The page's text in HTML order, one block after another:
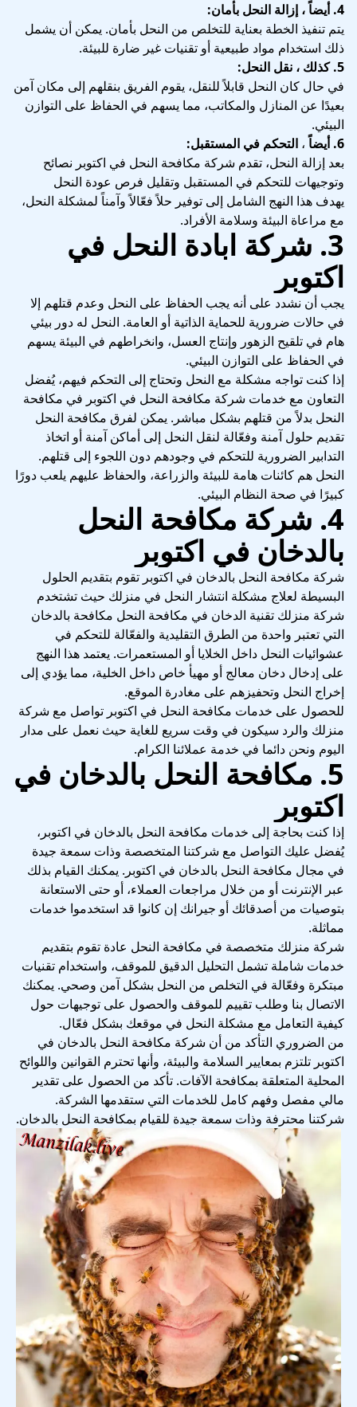
4. أيضاً ، إزالة النحل بأمان:
يتم تنفيذ الخطة بعناية للتخلص من النحل بأمان. يمكن أن يشمل
ذلك استخدام مواد طبيعية أو تقنيات غير ضارة للبيئة.
5. كذلك ، نقل النحل:
في حال كان النحل قابلاً للنقل، يقوم الفريق بنقلهم إلى مكان آمن
بعيدًا عن المنازل والمكاتب، مما يسهم في الحفاظ على التوازن
البيئي.
6. أيضاً، التحكم في المستقبل:
بعد إزالة النحل، تقدم شركة مكافحة النحل في اكتوبر نصائح
وتوجيهات للتحكم في المستقبل وتقليل فرص عودة النحل
يهدف هذا النهج الشامل إلى توفير حلاً فعّالاً وآمناً لمشكلة النحل،
مع مراعاة البيئة وسلامة الأفراد.
3. شركة ابادة النحل في
اكتوبر
يجب أن نشدد على أنه يجب الحفاظ على النحل وعدم قتلهم إلا
في حالات ضرورية للحماية الذاتية أو العامة. النحل له دور بيئي
هام في تلقيح الزهور وإنتاج العسل، وانخراطهم في البيئة يسهم
في الحفاظ على التوازن البيئي.
إذا كنت تواجه مشكلة مع النحل وتحتاج إلى التحكم فيهم، يُفضل
التعاون مع خدمات شركة مكافحة النحل في اكتوبر في مكافحة
النحل بدلاً من قتلهم بشكل مباشر. يمكن لفرق مكافحة النحل
تقديم حلول آمنة وفعّالة لنقل النحل إلى أماكن آمنة أو اتخاذ
التدابير الضرورية للتحكم في وجودهم دون اللجوء إلى قتلهم.
النحل هم كائنات هامة للبيئة والزراعة، والحفاظ عليهم يلعب دورًا
كبيرًا في صحة النظام البيئي.
4. شركة مكافحة النحل
بالدخان في اكتوبر
شركة مكافحة النحل بالدخان في اكتوبر تقوم بتقديم الحلول
البسيطة لعلاج مشكلة انتشار النحل في منزلك حيث تشتخدم
شركة منزلك تقنية الدخان في مكافحة النحل مكافحة بالدخان
التي تعتبر واحدة من الطرق التقليدية والفعّالة للتحكم في
عشوائيات النحل داخل الخلايا أو المستعمرات. يعتمد هذا النهج
على إدخال دخان معالج أو مهيأ خاص داخل الخلية، مما يؤدي إلى
إخراج النحل وتحفيزهم على مغادرة الموقع.
للحصول على خدمات مكافحة النحل في اكتوبر تواصل مع شركة
منزلك والرد سيكون في وقت سريع للغاية حيث نعمل على مدار
اليوم ونحن دائما في خدمة عملائنا الكرام.
5. مكافحة النحل بالدخان في
اكتوبر
إذا كنت بحاجة إلى خدمات مكافحة النحل بالدخان في اكتوبر،
يُفضل عليك التواصل مع شركتنا المتخصصة وذات سمعة جيدة
في مجال مكافحة النحل بالدخان في اكتوبر. يمكنك القيام بذلك
عبر الإنترنت أو من خلال مراجعات العملاء، أو حتى الاستعانة
بتوصيات من أصدقائك أو جيرانك إن كانوا قد استخدموا خدمات
مماثلة.
شركة منزلك متخصصة في مكافحة النحل عادة تقوم بتقديم
خدمات شاملة تشمل التحليل الدقيق للموقف، واستخدام تقنيات
مبتكرة وفعّالة في التخلص من النحل بشكل آمن وصحي. يمكنك
الاتصال بنا وطلب تقييم للموقف والحصول على توجيهات حول
كيفية التعامل مع مشكلة النحل في موقعك بشكل فعّال.
من الضروري التأكد من أن شركة مكافحة النحل بالدخان في
اكتوبر تلتزم بمعايير السلامة والبيئة، وأنها تحترم القوانين واللوائح
المحلية المتعلقة بمكافحة الآفات. تأكد من الحصول على تقدير
مالي مفصل وفهم كامل للخدمات التي ستقدمها الشركة.
شركتنا محترفة وذات سمعة جيدة للقيام بمكافحة النحل بالدخان.